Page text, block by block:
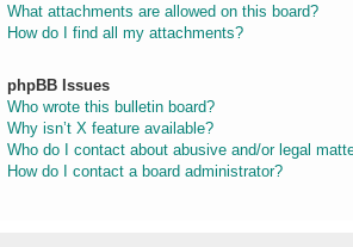
What attachments are allowed on this board?
How do I find all my attachments?
phpBB Issues
Who wrote this bulletin board?
Why isn’t X feature available?
Who do I contact about abusive and/or legal
How do I contact a board administrator?